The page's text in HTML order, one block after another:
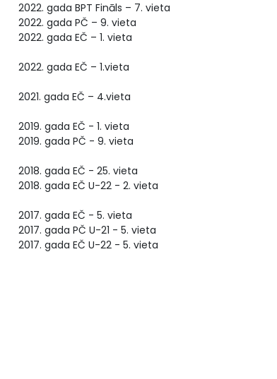
2022. gada BPT Fināls – 7. vieta
2022. gada PČ – 9. vieta
2022. gada EČ – 1. vieta
2022. gada EČ – 1.vieta
2021. gada EČ – 4.vieta
2019. gada EČ - 1. vieta
2019. gada PČ - 9. vieta
2018. gada EČ - 25. vieta
2018. gada EČ U-22 - 2. vieta
2017. gada EČ - 5. vieta
2017. gada PČ U-21 - 5. vieta
2017. gada EČ U-22 - 5. vieta